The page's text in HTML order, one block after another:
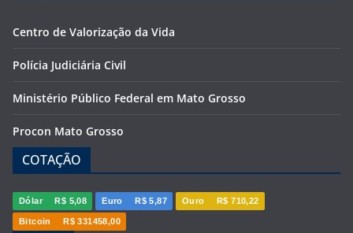
Centro de Valorização da Vida
Polícia Judiciária Civil
Ministério Público Federal em Mato Grosso
Procon Mato Grosso
COTAÇÃO
Dólar R$ 5,08 Euro R$ 5,87 Ouro R$ 710,22
Bitcoin R$ 331458,00